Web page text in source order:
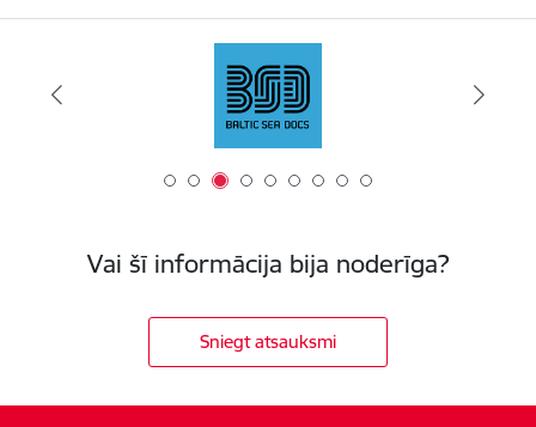
Vai šī informācija bija noderīga?
Sniegt atsauksmi